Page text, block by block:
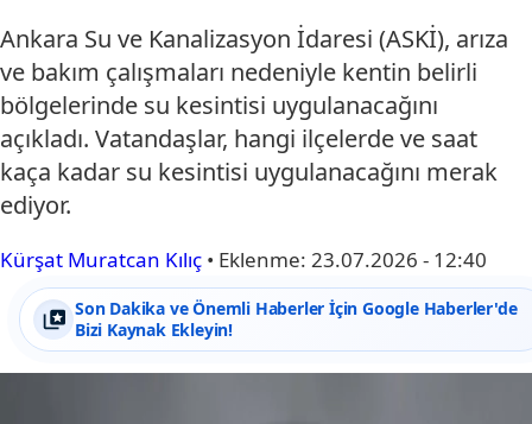
Ankara Su ve Kanalizasyon İdaresi (ASKİ), arıza
ve bakım çalışmaları nedeniyle kentin belirli
bölgelerinde su kesintisi uygulanacağını
açıkladı. Vatandaşlar, hangi ilçelerde ve saat
kaça kadar su kesintisi uygulanacağını merak
ediyor.
Kürşat Muratcan Kılıç • Eklenme: 23.07.2026 - 12:40
Son Dakika ve Önemli Haberler İçin Google Haberler'de
Bizi Kaynak Ekleyin!